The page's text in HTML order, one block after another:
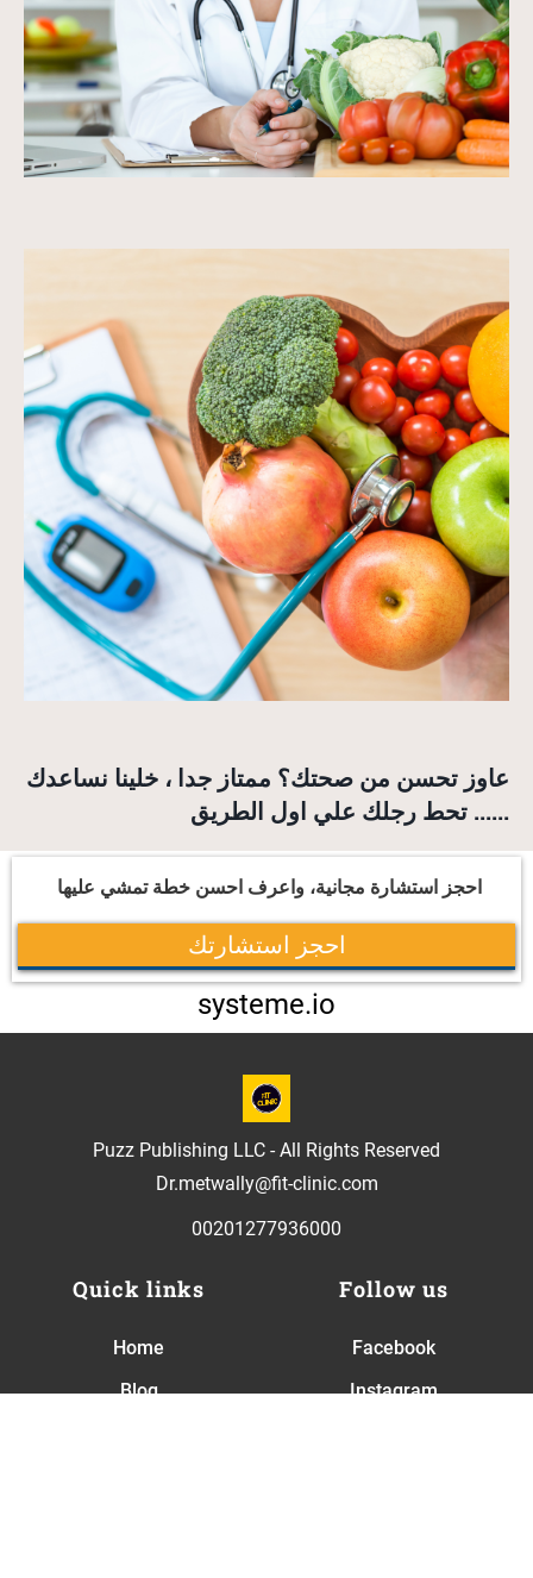
عاوز تحسن من صحتك؟ ممتاز جدا ، خلينا نساعدك
تحط رجلك علي اول الطريق ......
احجز استشارة مجانية، واعرف احسن خطة تمشي عليها
احجز استشارتك
systeme.io
Puzz Publishing LLC - All Rights Reserved
Dr.metwally@fit-clinic.com
00201277936000
Quick links
Home
Blog
Follow us
Facebook
Instagram